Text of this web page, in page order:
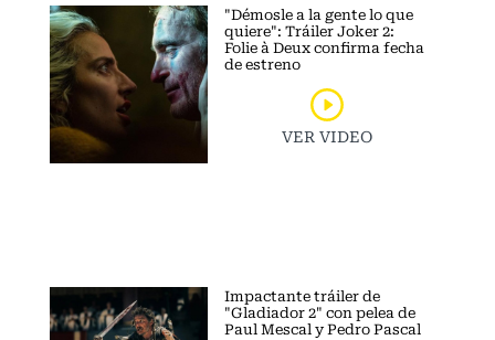
"Démosle a la gente lo que
quiere": Tráiler Joker 2:
Folie à Deux confirma fecha
de estreno
VER VIDEO
Impactante tráiler de
"Gladiador 2" con pelea de
Paul Mescal y Pedro Pascal